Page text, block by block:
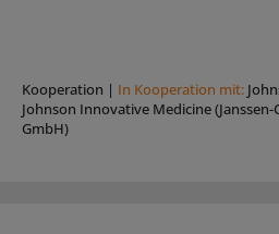
Kooperation | In Kooperation mit:
Johnson Innovative Medicine (Janssen-
GmbH)